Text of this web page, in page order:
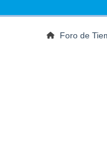
Foro de